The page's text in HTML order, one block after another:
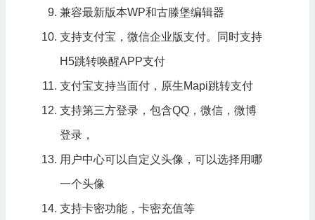
兼容最新版本WP和古滕堡编辑器
支持支付宝，微信企业版支付。同时支持
H5跳转唤醒APP支付
支付宝支持当面付，原生Mapi跳转支付
支持第三方登录，包含QQ，微信，微博
登录，
用户中心可以自定义头像，可以选择用哪
一个头像
支持卡密功能，卡密充值等